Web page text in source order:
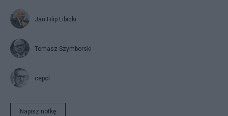
Jan Filip Libicki
Tomasz Szymborski
cepol
Napisz notkę